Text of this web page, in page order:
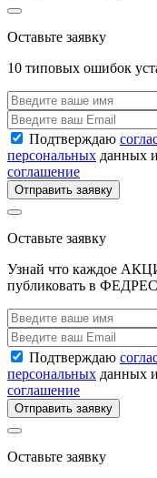
Оставьте заявку
10 типовых ошибок
Подтверждаю
персональных данных
соглашение
Отправить заявку
Оставьте заявку
Узнай что каждое
публиковать в
Подтверждаю
персональных данных
соглашение
Отправить заявку
Оставьте заявку